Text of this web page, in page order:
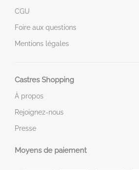
CGU
Foire aux questions
Mentions légales
Castres Shopping
À propos
Rejoignez-nous
Presse
Moyens de paiement